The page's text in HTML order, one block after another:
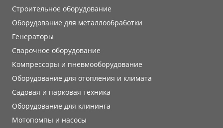
Строительное оборудование
Оборудование для металлообработки
Генераторы
Сварочное оборудование
Компрессоры и пневмооборудование
Оборудование для отопления и климата
Садовая и парковая техника
Оборудование для клининга
Мотопомпы и насосы